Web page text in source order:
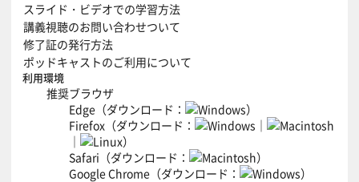
スライド・ビデオでの学習方法
講義視聴のお問い合わせついて
修了証の発行方法
ポッドキャストのご利用について
利用環境
推奨ブラウザ
Edge（ダウンロード ：
）
Firefox（ダウンロード ：
｜
｜
）
Safari（ダウンロード ：
）
Google Chrome（ダウンロード ：
）